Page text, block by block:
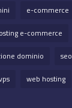
e-commerce
e-commerce
dominio seo
web hosting